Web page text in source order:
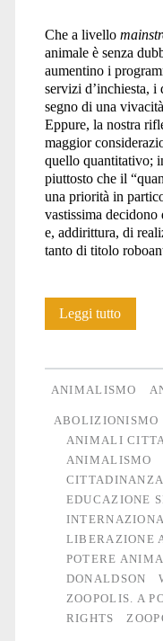
Che a livello
animale è senza
aumentino i
servizi d’inchiesta,
segno di una
Eppure, la nostra
maggior
quello quantitativo;
piuttosto che il
una priorità in
vastissima
e, addirittura, di
tanto di titolo
Leggi tutto
ANIMALISMO
ABOLIZIONISMO
ANIMALI
ANIMALISMO
EDUCAZIONE
LIBERAZIONE
POTERE
DONALDSON
ZOOPOLIS. A
RIGHTS